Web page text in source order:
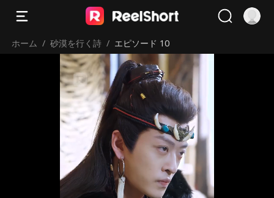
ホーム / 砂漠を行く詩 / エピソード 10